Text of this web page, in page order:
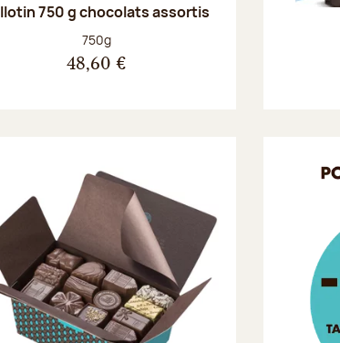
750 g chocolats assortis
Poids net :
750g
48,60 €